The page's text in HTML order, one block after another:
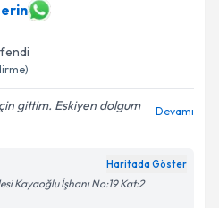
gittim. Eskiyen dolgum
Devamı
Haritada Göster
Kayaoğlu İşhanı No:19 Kat:2